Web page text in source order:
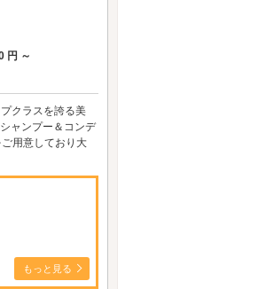
円 ～
クラスを誇る美
ャンプー＆コンデ
用意しており大
もっと見る